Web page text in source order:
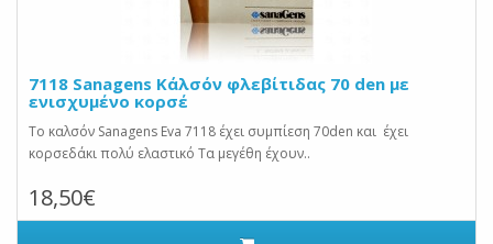
7118 Sanagens Κάλσόν φλεβίτιδας 70 den με
ενισχυμένο κορσέ
Το καλσόν Sanagens Eva 7118 έχει συμπίεση 70den και έχει
κορσεδάκι πολύ ελαστικό Τα μεγέθη έχουν..
18,50€